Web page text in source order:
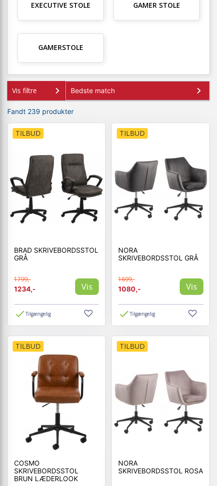
med.Selv om vi frister med billig kontorstol, så går vi ikke på
muligheden for stole med lækker PU læder eller blødt
EXECUTIVE STOLE GAMER STOLE
GAMERSTOLE
Vis filtre
Fandt 239 produkter
TILBUD
BRAD SKRIVEBORDSSTOL
GRÅ
1799,-
1234,-
Vis
Tilgængelig
TILBUD
NORA
SKRIVEBORDSSTOL GRÅ
1699,-
1080,-
Vis
Tilgængelig
TILBUD
COSMO
SKRIVEBORDSSTOL
BRUN LÆDERLOOK
TILBUD
NORA
SKRIVEBORDSSTOL ROSA